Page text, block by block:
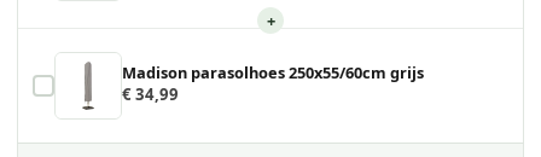
+
Madison parasolhoes 250x55/60cm grijs
€ 34,99